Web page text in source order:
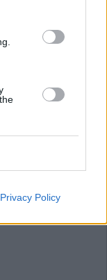
Privacy Policy